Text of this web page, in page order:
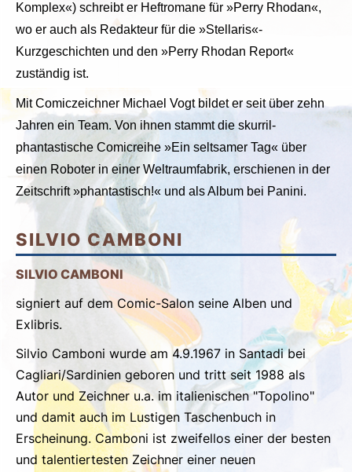
Komplex«) schreibt er Heftromane für »Perry Rhodan«,
wo er auch als Redakteur für die »Stellaris«-
Kurzgeschichten und den »Perry Rhodan Report«
zuständig ist.
Mit Comiczeichner Michael Vogt bildet er seit über zehn
Jahren ein Team. Von ihnen stammt die skurril-
phantastische Comicreihe »Ein seltsamer Tag« über
einen Roboter in einer Weltraumfabrik, erschienen in der
Zeitschrift »phantastisch!« und als Album bei Panini.
SILVIO CAMBONI
SILVIO CAMBONI
signiert auf dem Comic-Salon seine Alben und
Exlibris.
Silvio Camboni wurde am 4.9.1967 in Santadi bei
Cagliari/Sardinien geboren und tritt seit 1988 als
Autor und Zeichner u.a. im italienischen "Topolino"
und damit auch im Lustigen Taschenbuch in
Erscheinung. Camboni ist zweifellos einer der besten
und talentiertesten Zeichner einer neuen